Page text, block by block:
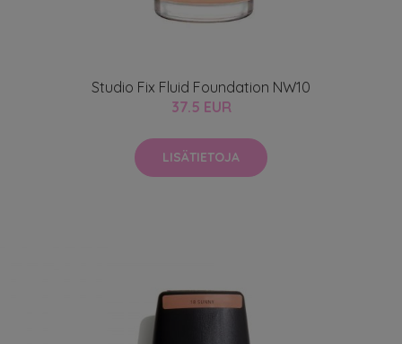
Studio Fix Fluid Foundation NW10
37.5 EUR
LISÄTIETOJA